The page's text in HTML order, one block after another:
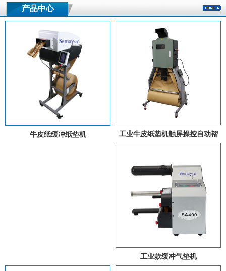
产品中心
牛皮纸缓冲纸垫机
工业牛皮纸垫机触屏操控自动褶
工业款缓冲气垫机